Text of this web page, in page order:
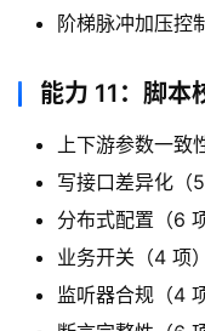
阶梯脉冲加压控
能力 11：脚本
上下游参数一致
写接口差异化（5
分布式配置（6 项
业务开关（4 项）
监听器合规（4 项